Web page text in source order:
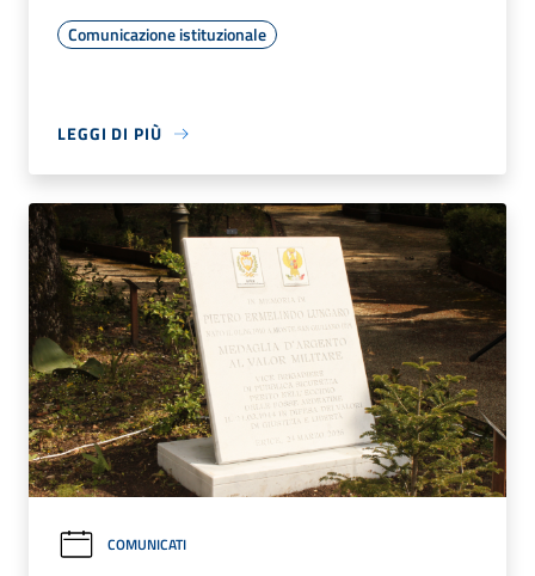
Comunicazione istituzionale
LEGGI DI PIÙ
COMUNICATI